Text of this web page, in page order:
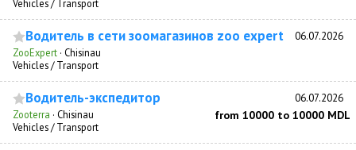
Vehicles / Transport
Водитель в сети зоомагазинов zoo expert 06.07.2026
ZooExpert · Chisinau
Vehicles / Transport
Водитель-экспедитор 06.07.2026
Zooterra · Chisinau from 10000 to 10000 MDL
Vehicles / Transport